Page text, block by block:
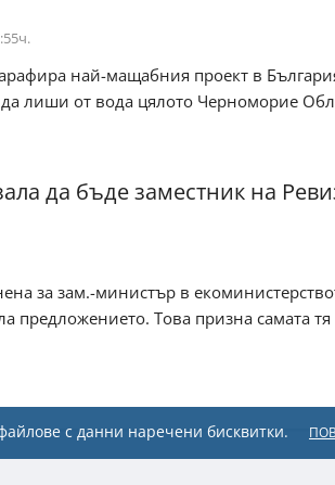
най-мащабния проект в
лиши от вода цялото Черноморие
да бъде заместник на
за зам.-министър в
предложението. Това призна самата тя
с данни наречени бисквитки.